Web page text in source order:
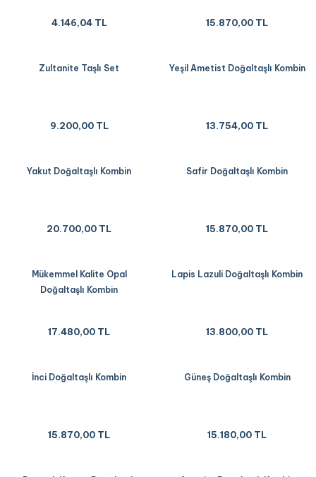
4.146,04 TL 15.870,00 TL
Zultanite Taşlı Set
9.200,00 TL
Yeşil Ametist Doğaltaşlı Kombin
13.754,00 TL
Yakut Doğaltaşlı Kombin
20.700,00 TL
Safir Doğaltaşlı Kombin
15.870,00 TL
Mükemmel Kalite Opal
Doğaltaşlı Kombin
17.480,00 TL
Lapis Lazuli Doğaltaşlı Kombin
13.800,00 TL
İnci Doğaltaşlı Kombin
15.870,00 TL
Güneş Doğaltaşlı Kombin
15.180,00 TL